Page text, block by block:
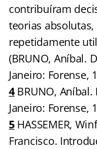
contribuíram
teorias
repetidamente
(BRUNO, Aníbal.
Janeiro: Forense,
4BRUNO, Aníbal.
Janeiro: Forense,
5HASSEMER,
Francisco.